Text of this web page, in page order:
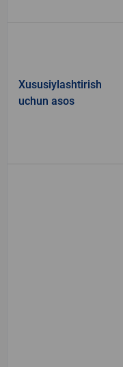
Xususiylashtirish
uchun asos